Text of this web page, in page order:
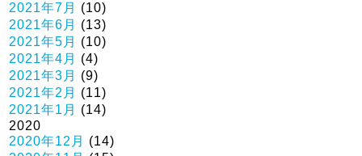
2021年7月
(10)
2021年6月
(13)
2021年5月
(10)
2021年4月
(4)
2021年3月
(9)
2021年2月
(11)
2021年1月
(14)
2020
2020年12月
(14)